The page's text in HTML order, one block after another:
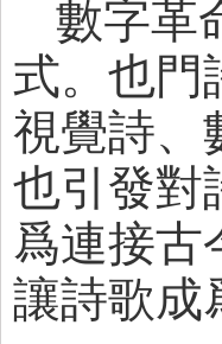
數字革
式。也門
視覺詩、
也引發對
爲連接古
讓詩歌成